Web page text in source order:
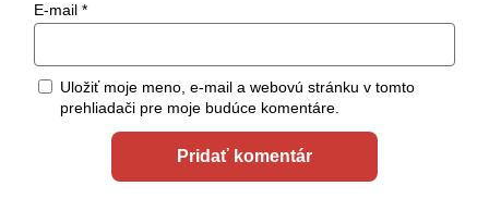
E-mail *
Uložiť moje meno, e-mail a webovú stránku v tomto
prehliadači pre moje budúce komentáre.